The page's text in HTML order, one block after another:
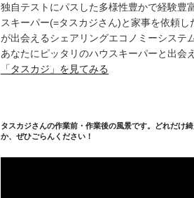
独自テストにパスした多様性豊かで経験豊
スキーパー(=タスカジさん)と家事を依頼し
が出会えるシェアリングエコノミーシステ
あなたにピッタリのハウスキーパーと出会
「タスカジ」を見てみる
タスカジさんの作業前・作業後の風景です。どれだけ
か、ぜひごらんください！